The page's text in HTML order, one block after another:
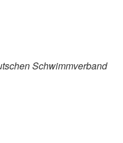
Schwimmverband